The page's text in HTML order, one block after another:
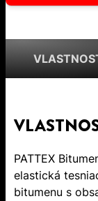
PATTEX
elastická
bitumenu s